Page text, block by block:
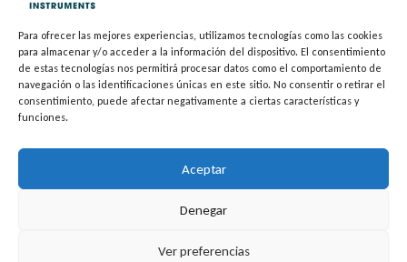
Para ofrecer las mejores experiencias, utilizamos tecnologías como las cookies
para almacenar y/o acceder a la información del dispositivo. El consentimiento
de estas tecnologías nos permitirá procesar datos como el comportamiento de
navegación o las identificaciones únicas en este sitio. No consentir o retirar el
consentimiento, puede afectar negativamente a ciertas características y
funciones.
Aceptar
Denegar
Ver preferencias
Descargas
Productos Relacionados
L